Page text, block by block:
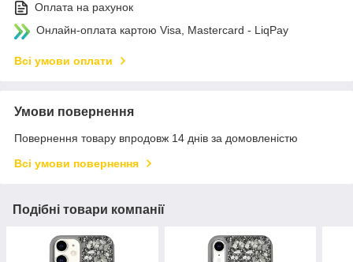
Оплата на рахунок
Онлайн-оплата картою Visa, Mastercard - LiqPay
Всі умови оплати
Умови повернення
Повернення товару впродовж 14 днів за домовленістю
Всі умови повернення
Подібні товари компанії